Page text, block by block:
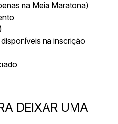
na Meia Maratona)
na inscrição
DEIXAR UMA